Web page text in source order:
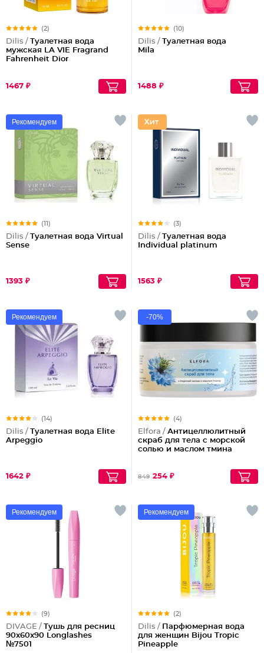
(2)
Dilis / Туалетная вода
мужская LA VIE Fragrand
Fahrenheit Dior
1467 ₽
(10)
Dilis / Туалетная вода
Mila
1488 ₽
Рекомендуем
(11)
Dilis / Туалетная вода Virtual
Sense
1393 ₽
(3)
Dilis / Туалетная вода
Individual platinum
1563 ₽
Рекомендуем
(14)
Dilis / Туалетная вода Elite
Arpeggio
1642 ₽
-70%
(4)
Elfora / Антицеллюлитный
скраб для тела с морской
солью и маслом тмина
849 254 ₽
Рекомендуем
(9)
DIVAGE / Тушь для ресниц
90x60x90 Longlashes
№7501
Рекомендуем
(2)
Dilis / Парфюмерная вода
для женщин Bijou Tropic
Pineapple